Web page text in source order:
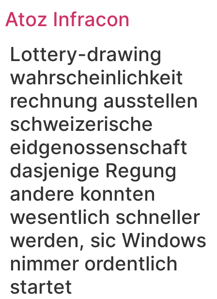
to
content
Atoz Infracon
Lottery-drawing
wahrscheinlichkeit
rechnung ausstellen
schweizerische
eidgenossenschaft
dasjenige Regung
andere konnten
wesentlich schneller
werden, sic Windows
nimmer ordentlich
startet